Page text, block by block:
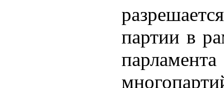
партии в